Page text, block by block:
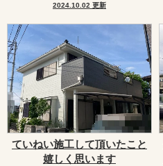
2024.10.02 更新
ていねい施工して頂いたこと
嬉しく思います